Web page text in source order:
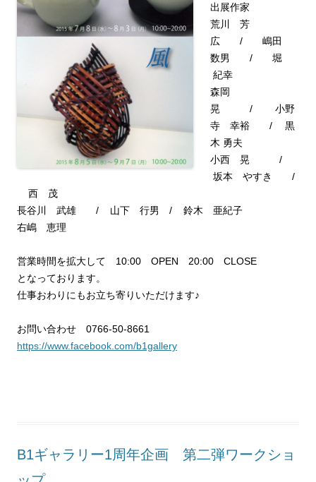
出展作家
荒川 芳
広 / 嶋田
数男 / 堀
紀幸
森岡
晃 / 小野
寺 幸裕 / 黒
木 勇夫
小西 晃 /
坂本 やすき /
西 茂
長谷川 武雄 / 山下 行男 / 鈴木 亜紀子
右嶋 恵理
営業時間を拡大して 10:00 OPEN 20:00 CLOSE
となっております。
仕事おわりにもお立ち寄りいただけます♪
お問い合わせ 0766-50-8661
https://www.facebook.com/b1gallery
B1ギャラリー1周年企画 第二弾ワークショ